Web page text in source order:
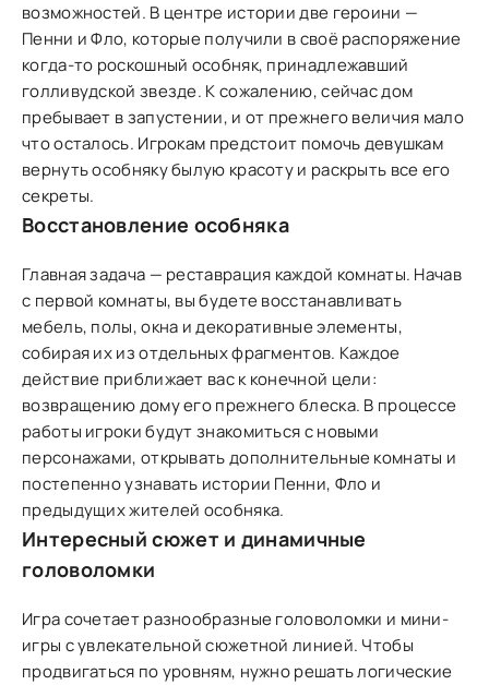
возможностей. В центре истории две героини —
Пенни и Фло, которые получили в своё распоряжение
когда-то роскошный особняк, принадлежавший
голливудской звезде. К сожалению, сейчас дом
пребывает в запустении, и от прежнего величия мало
что осталось. Игрокам предстоит помочь девушкам
вернуть особняку былую красоту и раскрыть все его
секреты.
Восстановление особняка
Главная задача — реставрация каждой комнаты. Начав
с первой комнаты, вы будете восстанавливать
мебель, полы, окна и декоративные элементы,
собирая их из отдельных фрагментов. Каждое
действие приближает вас к конечной цели:
возвращению дому его прежнего блеска. В процессе
работы игроки будут знакомиться с новыми
персонажами, открывать дополнительные комнаты и
постепенно узнавать истории Пенни, Фло и
предыдущих жителей особняка.
Интересный сюжет и динамичные
головоломки
Игра сочетает разнообразные головоломки и мини-
игры с увлекательной сюжетной линией. Чтобы
продвигаться по уровням, нужно решать логические